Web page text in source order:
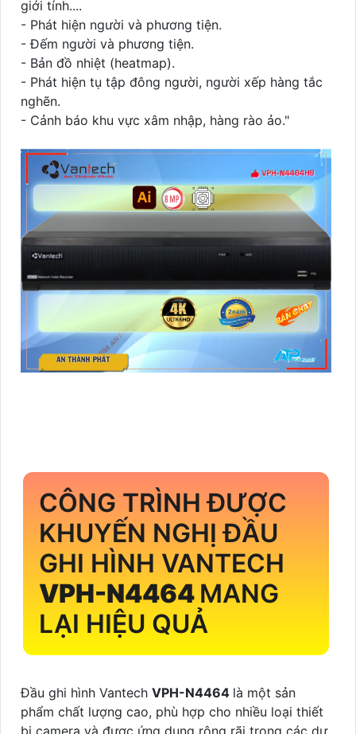
giới tính....
- Phát hiện người và phương tiện.
- Đếm người và phương tiện.
- Bản đồ nhiệt (heatmap).
- Phát hiện tụ tập đông người, người xếp hàng tắc
nghẽn.
- Cảnh báo khu vực xâm nhập, hàng rào ảo."
CÔNG TRÌNH ĐƯỢC
KHUYẾN NGHỊ ĐẦU
GHI HÌNH VANTECH
VPH-N4464 MANG
LẠI HIỆU QUẢ
Đầu ghi hình Vantech VPH-N4464 là một sản
phẩm chất lượng cao, phù hợp cho nhiều loại thiết